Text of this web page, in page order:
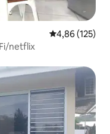
Vidutinis
4,86 (125)
netflix